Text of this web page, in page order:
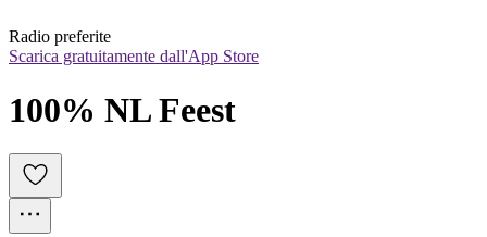
Radio preferite
Scarica gratuitamente dall'App Store
100% NL Feest